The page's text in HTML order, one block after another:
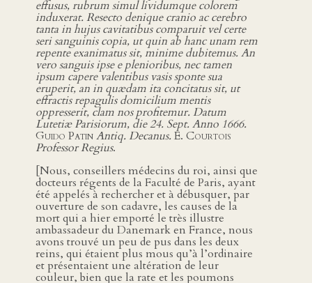
effusus, rubrum simul lividumque colorem
induxerat. Resecto denique cranio ac cerebro
tanta in hujus cavitatibus comparuit vel certe
seri sanguinis copia, ut quin ab hanc unam rem
repente exanimatus sit, minime dubitemus. An
vero sanguis ipse e plenioribus, nec tamen
ipsum capere valentibus vasis sponte sua
eruperit, an in quædam ita concitatus sit, ut
effractis repagulis domicilium mentis
oppresserit, clam nos profitemur. Datum
Lutetiæ Parisiorum, die 24. Sept. Anno 1666.
Guido PatinAntiq. Decanus. E. Courtois
Professor Regius.
[Nous, conseillers médecins du roi, ainsi que
docteurs régents de la Faculté de Paris, ayant
été appelés à rechercher et à débusquer, par
ouverture de son cadavre, les causes de la
mort qui a hier emporté le très illustre
ambassadeur du Danemark en France, nous
avons trouvé un peu de pus dans les deux
reins, qui étaient plus mous qu’à l’ordinaire
et présentaient une altération de leur
couleur, bien que la rate et les poumons